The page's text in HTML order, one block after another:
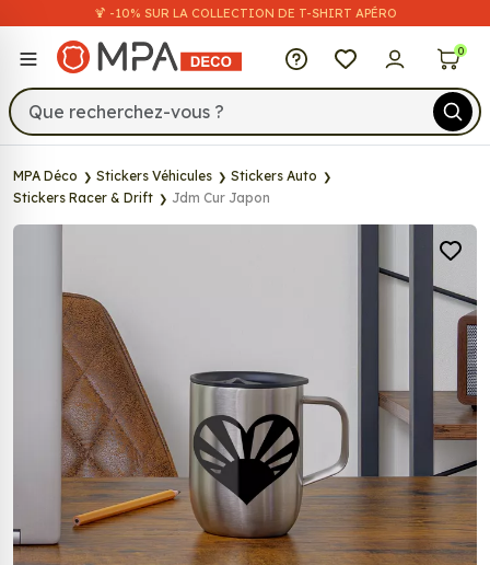
🍹 -10% SUR LA COLLECTION DE T-SHIRT APÉRO
MPA Déco 0
MPA Déco Stickers Véhicules
Stickers Auto
Stickers Racer & Drift
Jdm Cur Japon